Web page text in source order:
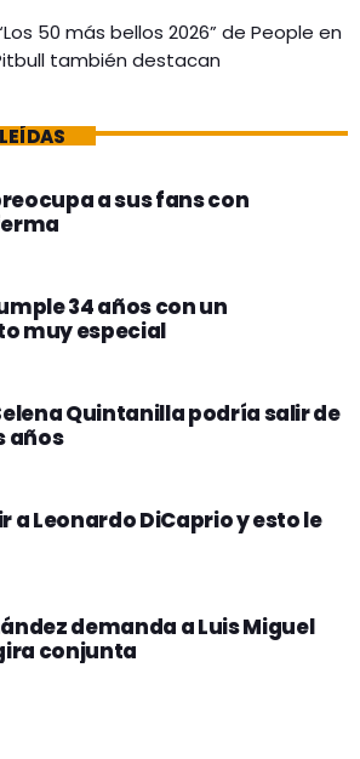
50 más bellos 2026” de People en
también destacan
a sus fans con
34 años con un
muy especial
Quintanilla podría salir de
años
a Leonardo DiCaprio y esto le
demanda a Luis Miguel
conjunta